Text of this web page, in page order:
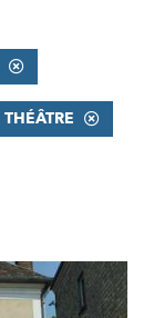
THÉÂTRE